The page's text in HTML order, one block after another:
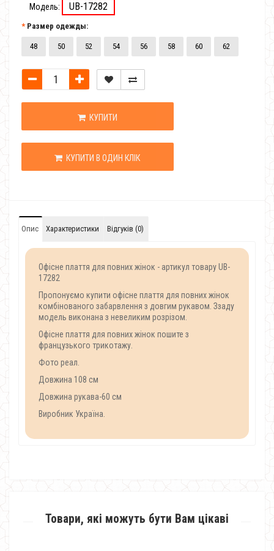
Модель: UB-17282
Размер одежды:
48 50 52 54 56 58 60 62
КУПИТИ
КУПИТИ В ОДИН КЛІК
Опис Характеристики Відгуків (0)
Офісне плаття для повних жінок - артикул товару UB-
17282
Пропонуємо купити офісне плаття для повних жінок
комбінованого забарвлення з довгим рукавом. Ззаду
модель виконана з невеликим розрізом.
Офісне плаття для повних жінок пошите з
французького трикотажу.
Фото реал.
Довжина 108 см
Довжина рукава-60 см
Виробник Україна.
Товари, які можуть бути Вам цікаві